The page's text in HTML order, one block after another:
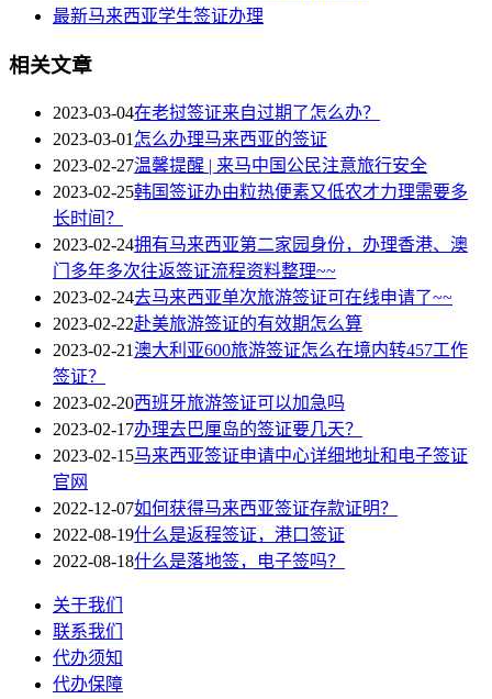
最新马来西亚学生签证办理
相关文章
2023-03-04在老挝签证来自过期了怎么办？
2023-03-01 怎么办理马来西亚的签证
2023-02-27温馨提醒 | 来马中国公民注意旅行安全
2023-02-25韩国签证办由粒热便素又低农才力理需要多
长时间？
2023-02-24拥有马来西亚第二家园身份，办理香港、澳
门多年多次往返签证流程资料整理~~
2023-02-24去马来西亚单次旅游签证可在线申请了~~
2023-02-22赴美旅游签证的有效期怎么算
2023-02-21澳大利亚600旅游签证怎么在境内转457工作
签证？
2023-02-20西班牙旅游签证可以加急吗
2023-02-17办理去巴厘岛的签证要几天？
2023-02-15马来西亚签证申请中心详细地址和电子签证
官网
2022-12-07如何获得马来西亚签证存款证明？
2022-08-19什么是返程签证，港口签证
2022-08-18什么是落地签，电子签吗？
关于我们
联系我们
代办须知
代办保障